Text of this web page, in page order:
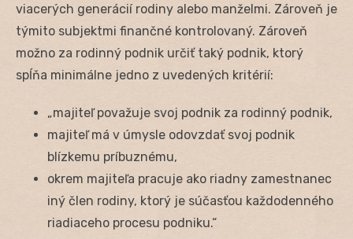
viacerých generácií rodiny alebo manželmi. Zároveň je
týmito subjektmi finančné kontrolovaný. Zároveň
možno za rodinný podnik určiť taký podnik, ktorý
spĺňa minimálne jedno z uvedených kritérií:
„majiteľ považuje svoj podnik za rodinný podnik,
majiteľ má v úmysle odovzdať svoj podnik
blízkemu príbuznému,
okrem majiteľa pracuje ako riadny zamestnanec
iný člen rodiny, ktorý je súčasťou každodenného
riadiaceho procesu podniku.“